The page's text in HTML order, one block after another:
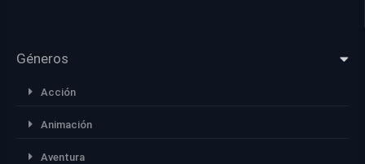
Géneros
Acción
Animación
Aventura